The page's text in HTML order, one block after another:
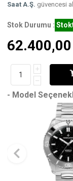
Saat A.Ş. güvencesi
Stok Durumu :
62.400,00
- Model